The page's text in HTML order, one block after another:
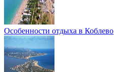
Особенности отдыха в Коблево